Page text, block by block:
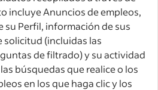
incluye Anuncios de empleos,
su Perfil, información de sus
solicitud (incluidas las
de filtrado) y su actividad
búsquedas que realice o los
en los que haga clic y los